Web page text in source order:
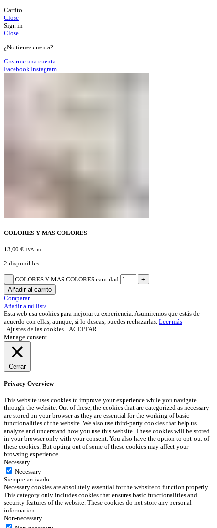
Carrito
Close
Sign in
Close
¿No tienes cuenta?
Crearme una cuenta
Facebook Instagram
COLORES Y MAS COLORES
13,00 € IVA inc.
2 disponibles
COLORES Y MAS COLORES cantidad
Añadir al carrito
Comparar
Añadir a mi lista
Esta web usa cookies para mejorar tu experiencia. Asumiremos que estás de
acuerdo con ellas, aunque, si lo deseas, puedes rechazarlas. Leer más
Ajustes de las cookies
ACEPTAR
Manage consent
Cerrar
Privacy Overview
This website uses cookies to improve your experience while you navigate
through the website. Out of these, the cookies that are categorized as necessary
are stored on your browser as they are essential for the working of basic
functionalities of the website. We also use third-party cookies that help us
analyze and understand how you use this website. These cookies will be stored
in your browser only with your consent. You also have the option to opt-out of
these cookies. But opting out of some of these cookies may affect your
browsing experience.
Necessary
Necessary
Siempre activado
Necessary cookies are absolutely essential for the website to function properly.
This category only includes cookies that ensures basic functionalities and
security features of the website. These cookies do not store any personal
information.
Non-necessary